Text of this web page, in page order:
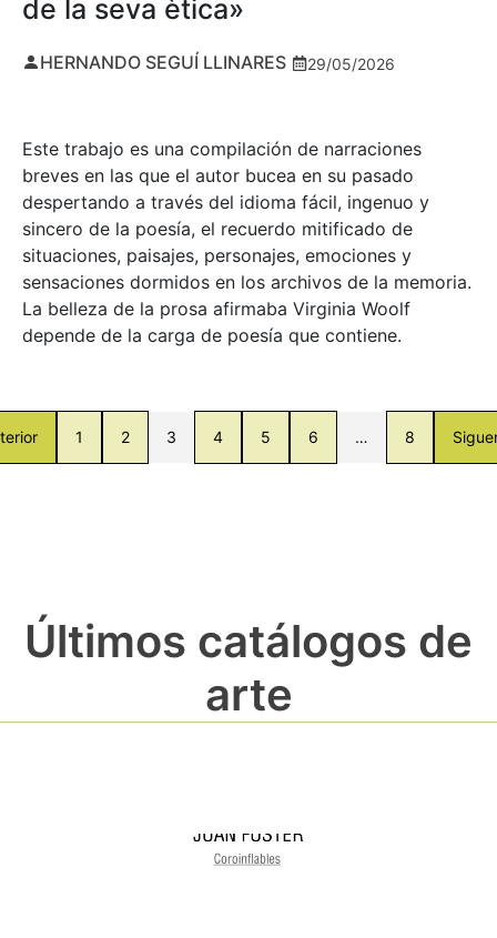
de la seva ètica»
HERNANDO SEGUÍ LLINARES 29/05/2026
Este trabajo es una compilación de narraciones
breves en las que el autor bucea en su pasado
despertando a través del idioma fácil, ingenuo y
sincero de la poesía, el recuerdo mitificado de
situaciones, paisajes, personajes, emociones y
sensaciones dormidos en los archivos de la memoria.
La belleza de la prosa afirmaba Virginia Woolf
depende de la carga de poesía que contiene.
1 2 3 4 5 6 … 8
Últimos catálogos de
arte